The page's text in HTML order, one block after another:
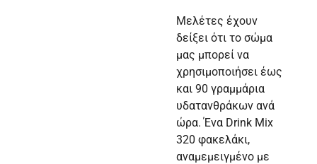
Μελέτες έχουν
δείξει ότι το σώμα
μας μπορεί να
χρησιμοποιήσει έως
και 90 γραμμάρια
υδατανθράκων ανά
ώρα. Ένα Drink Mix
320 φακελάκι,
αναμεμειγμένο με